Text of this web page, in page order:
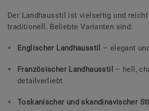
Der Landhausstil ist vielseitig und
traditionell. Beliebte Varianten sind:
Englischer Landhausstil – elegant
Französischer Landhausstil
– hell,
detailverliebt
Toskanischer und skandinavischer Stil